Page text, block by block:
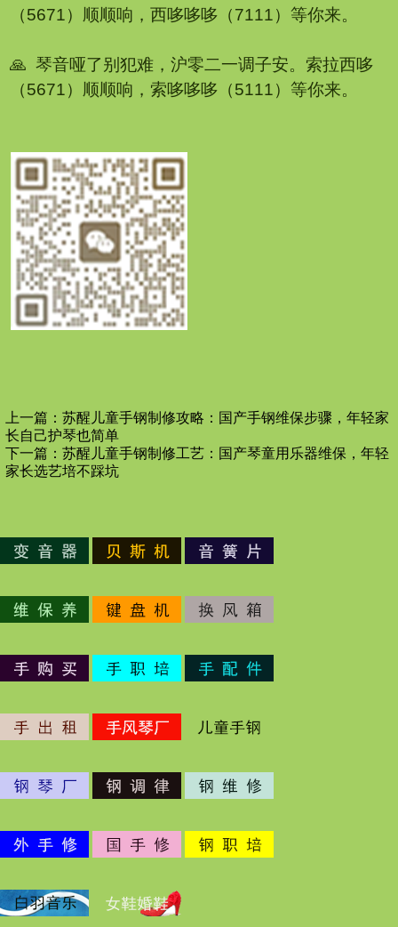
（5671）顺顺响，西哆哆哆（7111）等你来。
🙏 琴音哑了别犯难，沪零二一调子安。索拉西哆
（5671）顺顺响，索哆哆哆（5111）等你来。
上一篇： 苏醒儿童手钢制修攻略：国产手钢维保步骤，年轻家
长自己护琴也简单
下一篇： 苏醒儿童手钢制修工艺：国产琴童用乐器维保，年轻
家长选艺培不踩坑